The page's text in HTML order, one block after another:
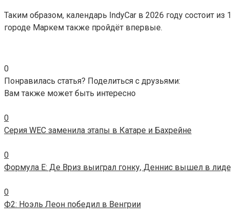
Таким образом, календарь IndyCar в 2026 году состоит
городе Маркем также пройдёт впервые.
0
Понравилась статья? Поделиться с друзьями:
Вам также может быть интересно
0
Серия WEC заменила этапы в Катаре и Бахрейне
0
Формула E: Де Вриз выиграл гонку, Деннис вышел в
0
Ф2: Ноэль Леон победил в Венгрии